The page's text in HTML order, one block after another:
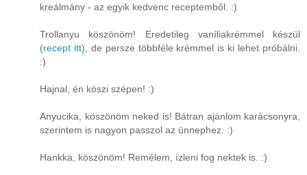
kreálmány - az egyik kedvenc receptemből. :)
Trollanyu köszönöm! Eredetileg vaníliakrémmel készül
(recept itt), de persze többféle krémmel is ki lehet próbálni.
:)
Hajnal, én köszi szépen! :)
Anyucika, köszönöm neked is! Bátran ajánlom karácsonyra,
szerintem is nagyon passzol az ünnephez. :)
Hankka, köszönöm! Remélem, ízleni fog nektek is. :)